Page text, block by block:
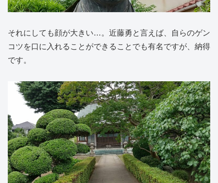
それにしても顔が大きい…。近藤勇と言えば、自らのゲン
コツを口に入れることができることでも有名ですが、納得
です。